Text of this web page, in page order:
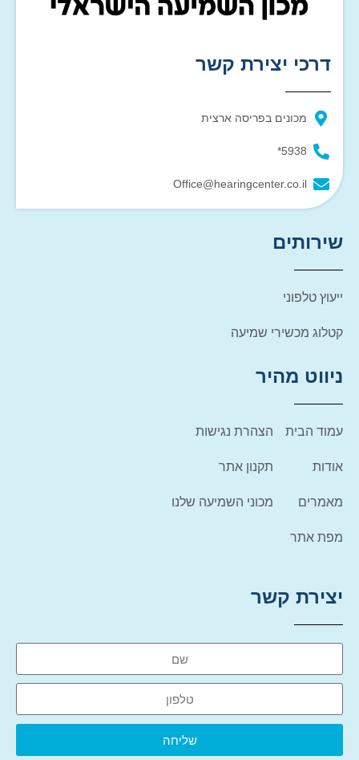
דרכי יצירת קשר
מכונים בפריסה ארצית
5938*
Office@hearingcenter.co.il
שירותים
ייעוץ טלפוני
קטלוג מכשירי שמיעה
ניווט מהיר
עמוד הבית
אודות
מאמרים
מפת אתר
הצהרת נגישות
תקנון אתר
מכוני השמיעה שלנו
יצירת קשר
שליחה